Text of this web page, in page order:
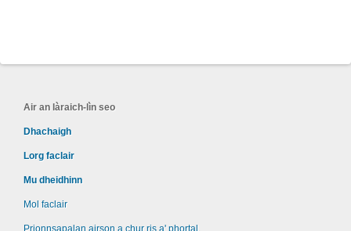
Air an làraich-lìn seo
Dhachaigh
Lorg faclair
Mu dheidhinn
Mol faclair
Prionnsapalan airson a chur ris a' phortal.